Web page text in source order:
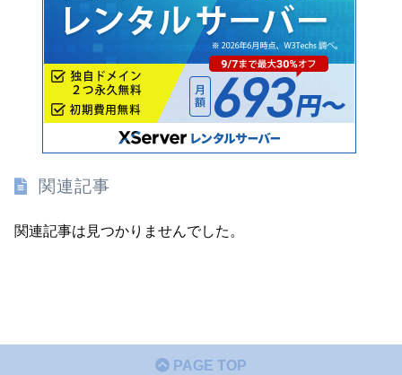
関連記事
関連記事は見つかりませんでした。
PAGE TOP